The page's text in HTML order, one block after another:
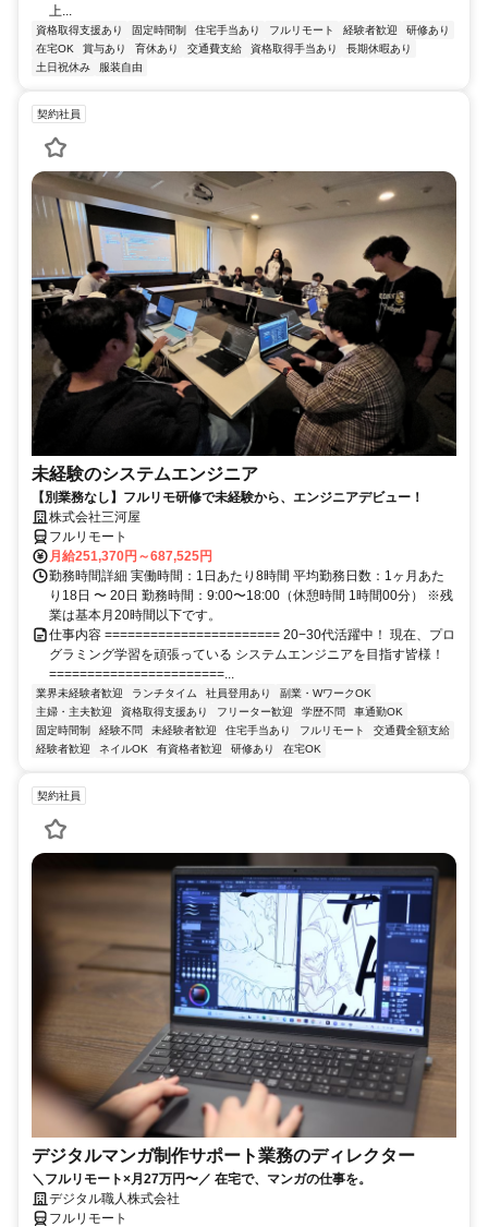
上...
資格取得支援あり 固定時間制 住宅手当あり フルリモート 経験者歓迎
研修あり
在宅OK
賞与あり 育休あり 交通費支給 資格取得手当あり
長期休暇あり
土日祝休み
服装自由
契約社員
未経験のシステムエンジニア
【別業務なし】フルリモ研修で未経験から、エンジニアデビュー！
株式会社三河屋
フルリモート
月給251,370円～687,525円
勤務時間詳細 実働時間：1日あたり8時間 平均勤務日数：1ヶ月あた
り18日 〜 20日 勤務時間：9:00〜18:00（休憩時間 1時間00分） ※残
業は基本月20時間以下です。
仕事内容 ======================= 20−30代活躍中！ 現在、プロ
グラミング学習を頑張っている システムエンジニアを目指す皆様！
=======================...
業界未経験者歓迎 ランチタイム 社員登用あり
副業・WワークOK
主婦・主夫歓迎
資格取得支援あり フリーター歓迎 学歴不問
車通勤OK
固定時間制
経験不問 未経験者歓迎 住宅手当あり フルリモート
交通費全額支給
経験者歓迎
ネイルOK 有資格者歓迎 研修あり 在宅OK
契約社員
デジタルマンガ制作サポート業務のディレクター
＼フルリモート×月27万円〜／ 在宅で、マンガの仕事を。
デジタル職人株式会社
フルリモート